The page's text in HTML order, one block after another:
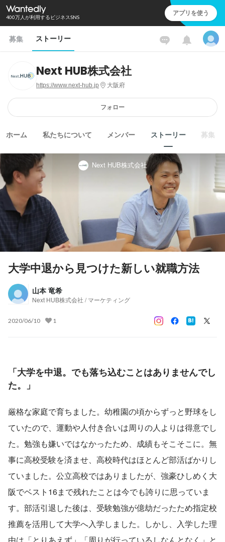
400万人が利用するビジネスSNS アプリを使う
募集 ストーリー
Next HUB株式会社
https://www.next-hub.jp 大阪府
フォロー
ホーム 私たちについて メンバー ストーリー 募集
Next HUB株式会社
大学中退から見つけた新しい就職方法
山本 竜希
Next HUB株式会社 / マーケティング
2020/06/10 1
「大学を中退。でも落ち込むことはありませんでし
た。」
厳格な家庭で育ちました。幼稚園の頃からずっと野球をし
ていたので、運動や人付き合いは周りの人よりは得意でし
た。勉強も嫌いではなかったため、成績もそこそこに。無
事に高校受験を済ませ、高校時代はほとんど部活ばかりし
ていました。公立高校ではありましたが、強豪ひしめく大
阪でベスト16まで残れたことは今でも誇りに思っていま
す。部活引退した後は、受験勉強が億劫だったため指定校
推薦を活用して大学へ入学しました。しかし、入学した理
由は「とりあえず」「周りが行っているしなんとなく」と